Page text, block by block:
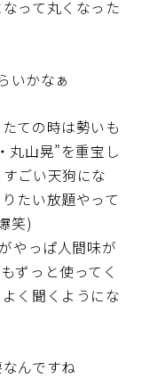
って丸くなった
いかなぁ
ての時は勢いも
丸山晃”を重宝し
ごい天狗にな
たい放題やって
笑)
やっぱ人間味が
ずっと使ってく
く聞くようにな
んですね